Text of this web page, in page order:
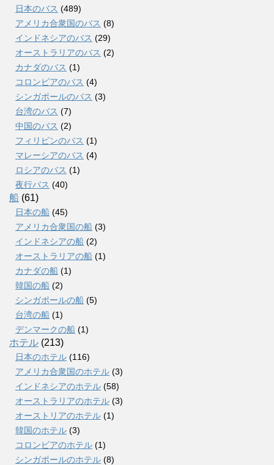
日本のバス (489)
アメリカ合衆国のバス (8)
インドネシアのバス (29)
オーストラリアのバス (2)
カナダのバス (1)
コロンビアのバス (4)
シンガポールのバス (3)
台湾のバス (7)
中国のバス (2)
フィリピンのバス (1)
マレーシアのバス (4)
ロシアのバス (1)
夜行バス (40)
船 (61)
日本の船 (45)
アメリカ合衆国の船 (3)
インドネシアの船 (2)
オーストラリアの船 (1)
カナダの船 (1)
韓国の船 (2)
シンガポールの船 (5)
台湾の船 (1)
デンマークの船 (1)
ホテル (213)
日本のホテル (116)
アメリカ合衆国のホテル (3)
インドネシアのホテル (58)
オーストラリアのホテル (3)
オーストリアのホテル (1)
韓国のホテル (3)
コロンビアのホテル (1)
シンガポールのホテル (8)